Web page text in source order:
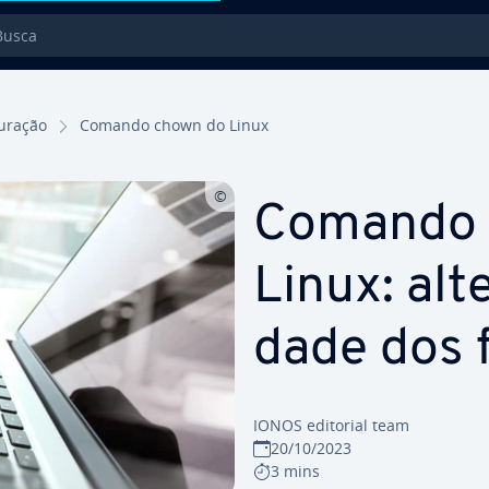
Comando chown do Linux
Linux:
dade dos
IONOS editorial team
20/10/2023
3 mins